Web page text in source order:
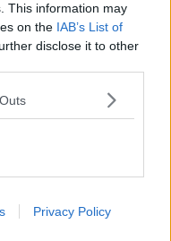
This information may
on the IAB’s List of
disclose it to other
Privacy Policy
code in FiPiLi
dei servizi comunali
del Silenzio
e dirigente